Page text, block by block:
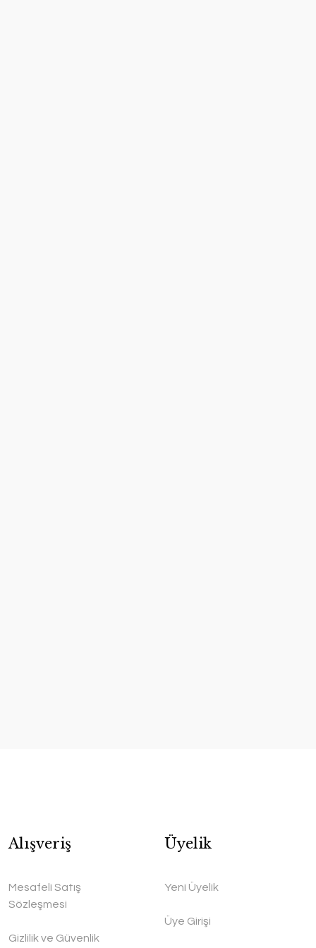
Alışveriş
Mesafeli Satış
Sözleşmesi
Gizlilik ve Güvenlik
Üyelik
Yeni Üyelik
Üye Girişi